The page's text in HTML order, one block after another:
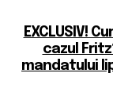
EXCLUSIV!
cazul
mandatului